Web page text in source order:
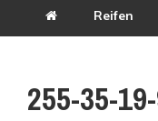
Reifen
255-35-